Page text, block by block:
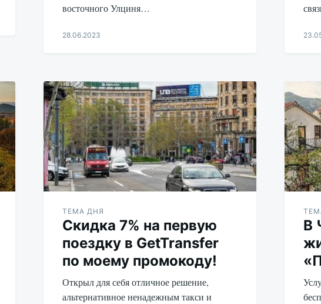
восточного Улциня…
28.06.2023
ТЕМА ДНЯ
Скидка 7% на первую
поездку в GetTransfer
по моему промокоду!
Открыл для себя отличное решение,
альтернативное ненадежным такси и
В